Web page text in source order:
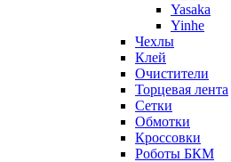
Yasaka
Yinhe
Чехлы
Клей
Очистители
Торцевая лента
Сетки
Обмотки
Кроссовки
Роботы БКМ